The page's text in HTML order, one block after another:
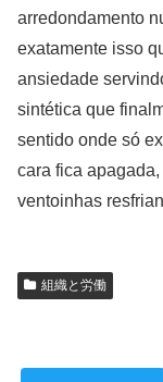
arredondamento
exatamente isso
ansiedade
sintética que
sentido onde só
cara fica
ventoinhas
組織と労働